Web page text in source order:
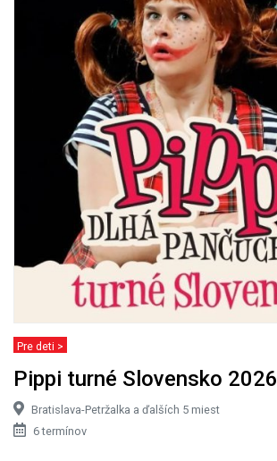
Pre deti >
Pippi turné Slovensko 2026
Bratislava-Petržalka a ďalších 5 miest
6 termínov